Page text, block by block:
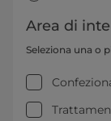
Area di
Seleziona una o